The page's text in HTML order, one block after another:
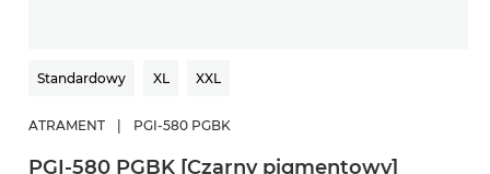
Standardowy XL XXL
ATRAMENT PGI-580 PGBK
PGI-580 PGBK [Czarny pigmentowy]